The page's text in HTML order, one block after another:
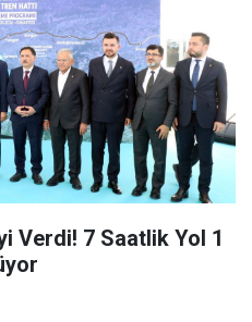
Verdi! 7 Saatlik Yol 1